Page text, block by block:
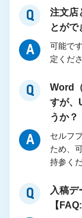
Q
注文店
とがで
A
可能で
定くださ
Q
Word
すが、
うか？
A
セルフ
ため、
持参く
Q
入稿デ
【